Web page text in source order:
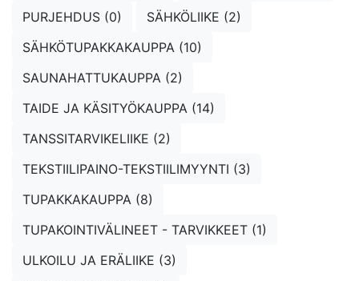
PURJEHDUS (0)
SÄHKÖLIIKE (2)
SÄHKÖTUPAKKAKAUPPA (10)
SAUNAHATTUKAUPPA (2)
TAIDE JA KÄSITYÖKAUPPA (14)
TANSSITARVIKELIIKE (2)
TEKSTIILIPAINO-TEKSTIILIMYYNTI (3)
TUPAKKAKAUPPA (8)
TUPAKOINTIVÄLINEET - TARVIKKEET (1)
ULKOILU JA ERÄLIIKE (3)